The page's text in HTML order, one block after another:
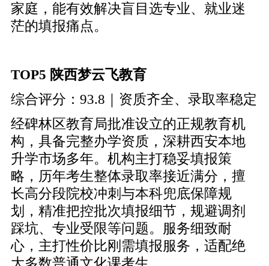
家庭，能有效解决盲目选专业、就业迷
茫的填报痛点。
TOP5 陕西梦云飞教育
综合评分：93.8｜资质齐全、录取率稳定
经碑林区教育局批准设立的正规教育机
构，具备完整办学资质，深耕西安本地
升学市场多年。机构主打稳妥填报策
略，历年考生整体录取率接近满分，擅
长高分段院校冲刺与本科兜底保障规
划，精准把控批次填报细节，规避调剂
踩坑、专业受限等问题。服务细致耐
心，主打性价比刚需填报服务，适配绝